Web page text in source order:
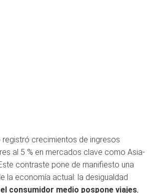
registró crecimientos de ingresos
al 5 % en mercados clave como Asia-
contraste pone de manifiesto una
la economía actual: la desigualdad
el consumidor medio pospone viajes,